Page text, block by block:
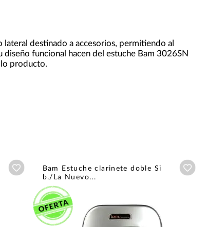
destinado a accesorios, permitiendo al
funcional hacen del estuche Bam 3026SN
producto.
Añadir a wishlist
Bam Estuche clarinete doble Si
b./La Nuevo...